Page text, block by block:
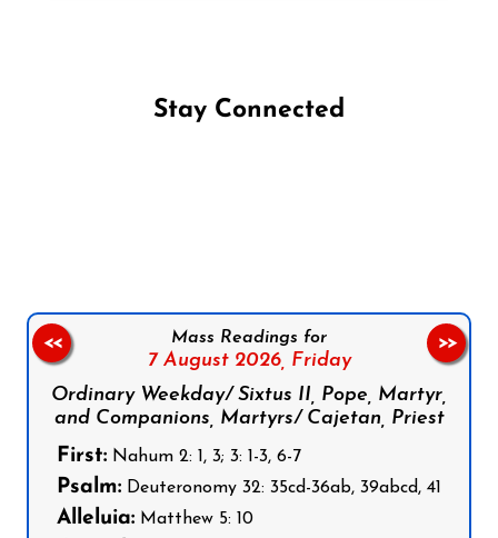
Stay Connected
Mass Readings for
7 August 2026, Friday
Ordinary Weekday/ Sixtus II, Pope, Martyr,
and Companions, Martyrs/ Cajetan, Priest
First: Nahum 2: 1, 3; 3: 1-3, 6-7
Psalm: Deuteronomy 32: 35cd-36ab, 39abcd, 41
Alleluia: Matthew 5: 10
<< >>